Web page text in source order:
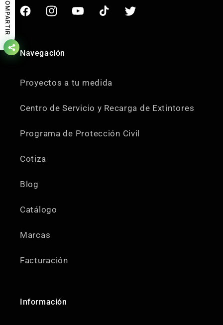
FacebookInstagramYouTubeTikTok Twitter
Navegación
Proyectos a tu medida
Centro de Servicio y Recarga de Extintores
Programa de Protección Civil
Cotiza
Blog
Catálogo
Marcas
Facturación
Información
COMPARTIR